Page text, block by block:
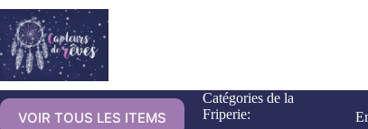
VOIR TOUS LES ITEMS
Catégories de la
Friperie: